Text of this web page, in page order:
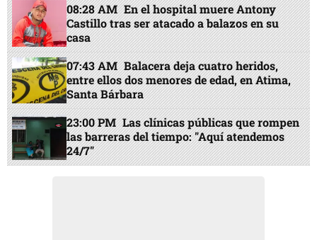
08:28 AM En el hospital muere Antony
Castillo tras ser atacado a balazos en su
casa
07:43 AM Balacera deja cuatro heridos,
entre ellos dos menores de edad, en Atima,
Santa Bárbara
23:00 PM Las clínicas públicas que rompen
las barreras del tiempo: "Aquí atendemos
24/7"